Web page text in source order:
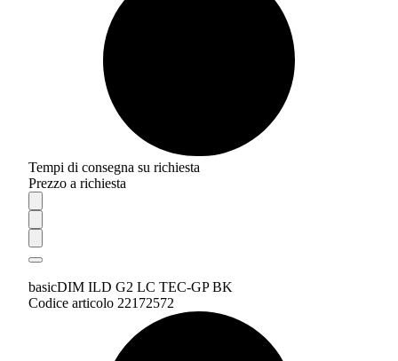
Tempi di consegna su richiesta
Prezzo a richiesta
basicDIM ILD G2 LC TEC-GP BK
Codice articolo 22172572